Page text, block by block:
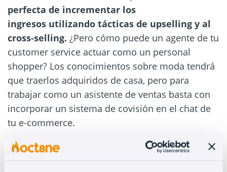
perfecta de incrementar los
ingresos utilizando tácticas de upselling y al
cross-selling. ¿Pero cómo puede un agente de tu
customer service actuar como un personal
shopper? Los conocimientos sobre moda tendrá
que traerlos adquiridos de casa, pero para
trabajar como un asistente de ventas basta con
incorporar un sistema de covisión en el chat de
tu e-commerce.
2. Cómo tener un personal